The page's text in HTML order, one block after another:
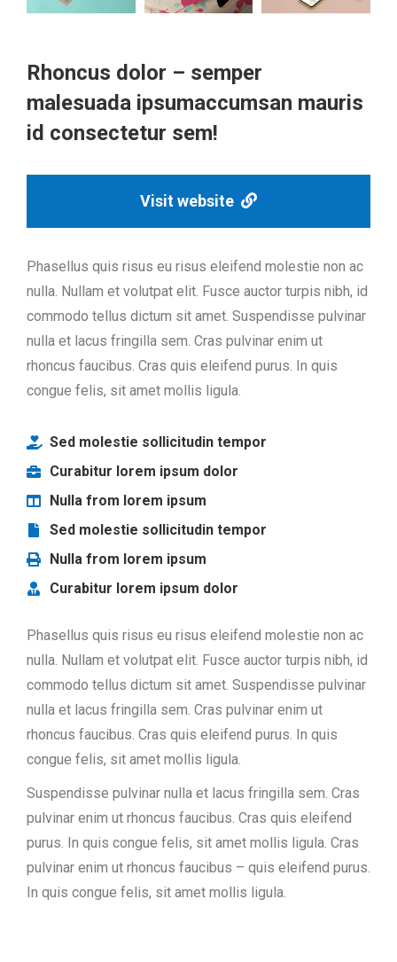
Rhoncus dolor – semper
malesuada ipsumaccumsan mauris
id consectetur sem!
Visit website
Phasellus quis risus eu risus eleifend molestie non ac
nulla. Nullam et volutpat elit. Fusce auctor turpis nibh, id
commodo tellus dictum sit amet. Suspendisse pulvinar
nulla et lacus fringilla sem. Cras pulvinar enim ut
rhoncus faucibus. Cras quis eleifend purus. In quis
congue felis, sit amet mollis ligula.
Sed molestie sollicitudin tempor
Curabitur lorem ipsum dolor
Nulla from lorem ipsum
Sed molestie sollicitudin tempor
Nulla from lorem ipsum
Curabitur lorem ipsum dolor
Phasellus quis risus eu risus eleifend molestie non ac
nulla. Nullam et volutpat elit. Fusce auctor turpis nibh, id
commodo tellus dictum sit amet. Suspendisse pulvinar
nulla et lacus fringilla sem. Cras pulvinar enim ut
rhoncus faucibus. Cras quis eleifend purus. In quis
congue felis, sit amet mollis ligula.
Suspendisse pulvinar nulla et lacus fringilla sem. Cras
pulvinar enim ut rhoncus faucibus. Cras quis eleifend
purus. In quis congue felis, sit amet mollis ligula. Cras
pulvinar enim ut rhoncus faucibus – quis eleifend purus.
In quis congue felis, sit amet mollis ligula.